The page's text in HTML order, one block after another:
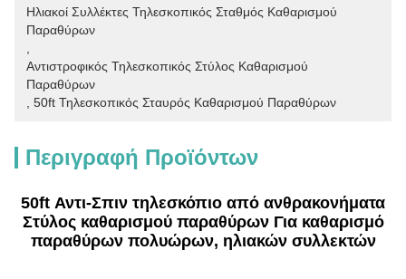
Ηλιακοί Συλλέκτες Τηλεσκοπικός Σταθμός Καθαρισμού
Παραθύρων
Αντιστροφικός Τηλεσκοπικός Στύλος Καθαρισμού
Παραθύρων
50ft Τηλεσκοπικός Σταυρός Καθαρισμού Παραθύρων
Περιγραφή Προϊόντων
50ft Αντι-Σπιν τηλεσκόπιο από ανθρακονήματα
Στύλος καθαρισμού παραθύρων Για καθαρισμό
παραθύρων πολυώρων, ηλιακών συλλεκτών